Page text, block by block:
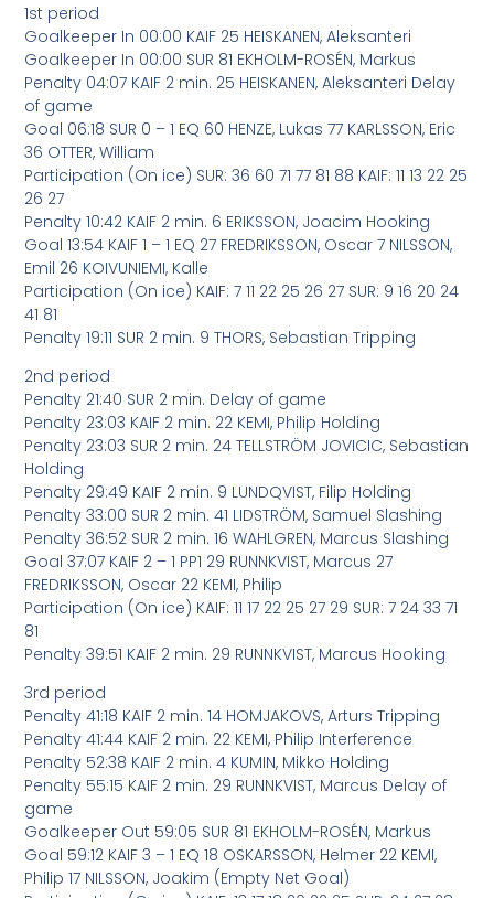
1st period
Goalkeeper In 00:00 KAIF 25 HEISKANEN, Aleksanteri
Goalkeeper In 00:00 SUR 81 EKHOLM-ROSÉN, Markus
Penalty 04:07 KAIF 2 min. 25 HEISKANEN, Aleksanteri Delay
of game
Goal 06:18 SUR 0 – 1 EQ 60 HENZE, Lukas 77 KARLSSON, Eric
36 OTTER, William
Participation (On ice) SUR: 36 60 71 77 81 88 KAIF: 11 13 22 25
26 27
Penalty 10:42 KAIF 2 min. 6 ERIKSSON, Joacim Hooking
Goal 13:54 KAIF 1 – 1 EQ 27 FREDRIKSSON, Oscar 7 NILSSON,
Emil 26 KOIVUNIEMI, Kalle
Participation (On ice) KAIF: 7 11 22 25 26 27 SUR: 9 16 20 24
41 81
Penalty 19:11 SUR 2 min. 9 THORS, Sebastian Tripping
2nd period
Penalty 21:40 SUR 2 min. Delay of game
Penalty 23:03 KAIF 2 min. 22 KEMI, Philip Holding
Penalty 23:03 SUR 2 min. 24 TELLSTRÖM JOVICIC, Sebastian
Holding
Penalty 29:49 KAIF 2 min. 9 LUNDQVIST, Filip Holding
Penalty 33:00 SUR 2 min. 41 LIDSTRÖM, Samuel Slashing
Penalty 36:52 SUR 2 min. 16 WAHLGREN, Marcus Slashing
Goal 37:07 KAIF 2 – 1 PP1 29 RUNNKVIST, Marcus 27
FREDRIKSSON, Oscar 22 KEMI, Philip
Participation (On ice) KAIF: 11 17 22 25 27 29 SUR: 7 24 33 71
81
Penalty 39:51 KAIF 2 min. 29 RUNNKVIST, Marcus Hooking
3rd period
Penalty 41:18 KAIF 2 min. 14 HOMJAKOVS, Arturs Tripping
Penalty 41:44 KAIF 2 min. 22 KEMI, Philip Interference
Penalty 52:38 KAIF 2 min. 4 KUMIN, Mikko Holding
Penalty 55:15 KAIF 2 min. 29 RUNNKVIST, Marcus Delay of
game
Goalkeeper Out 59:05 SUR 81 EKHOLM-ROSÉN, Markus
Goal 59:12 KAIF 3 – 1 EQ 18 OSKARSSON, Helmer 22 KEMI,
Philip 17 NILSSON, Joakim (Empty Net Goal)